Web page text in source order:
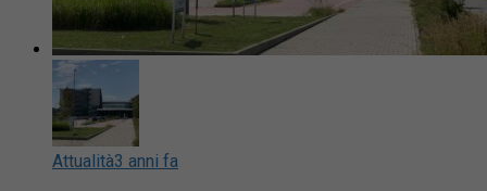
Attualità3 anni fa